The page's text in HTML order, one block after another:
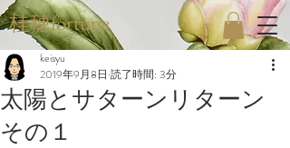
桂穂fortune
太陽とサターンリターン
その１
keisyu
2019年9月8日 読了時間: 3分